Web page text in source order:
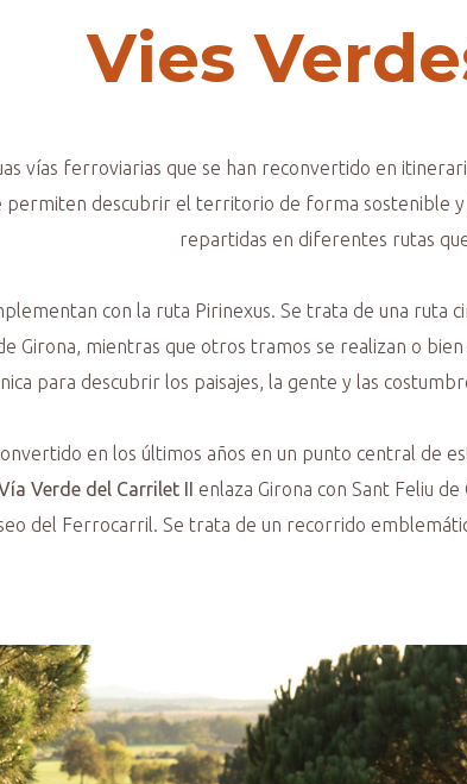
Vies
vías ferroviarias que se han reconvertido en
permiten descubrir el territorio de forma sostenible
repartidas en diferentes rutas
con la ruta Pirinexus. Se trata de una ruta
Girona, mientras que otros tramos se realizan o
para descubrir los paisajes, la gente y las
en los últimos años en un punto central de
Verde del Carrilet II enlaza Girona con Sant Feliu
del Ferrocarril. Se trata de un recorrido